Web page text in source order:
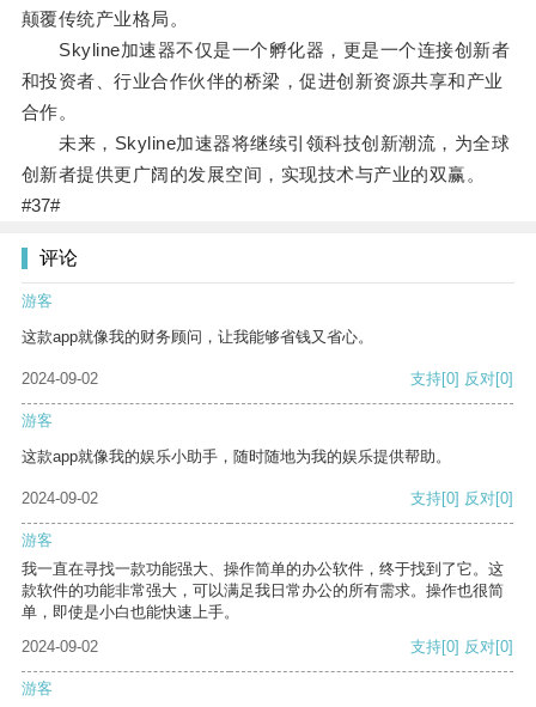
颠覆传统产业格局。
Skyline加速器不仅是一个孵化器，更是一个连接创新者
和投资者、行业合作伙伴的桥梁，促进创新资源共享和产业
合作。
未来，Skyline加速器将继续引领科技创新潮流，为全球
创新者提供更广阔的发展空间，实现技术与产业的双赢。
#37#
评论
游客
这款app就像我的财务顾问，让我能够省钱又省心。
2024-09-02 支持[0] 反对[0]
游客
这款app就像我的娱乐小助手，随时随地为我的娱乐提供帮助。
2024-09-02 支持[0] 反对[0]
游客
我一直在寻找一款功能强大、操作简单的办公软件，终于找到了它。这
款软件的功能非常强大，可以满足我日常办公的所有需求。操作也很简
单，即使是小白也能快速上手。
2024-09-02
支持[0] 反对[0]
游客